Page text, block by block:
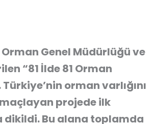
Orman Genel Müdürlüğü ve
“81 İlde 81 Orman
orman varlığını
projede ilk
dikildi. Bu alana toplamda